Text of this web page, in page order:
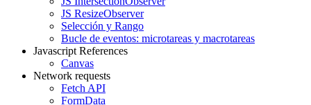
JS ResizeObserver
Selección y Rango
Bucle de eventos: microtareas y macrotareas
Javascript References
Canvas
Network requests
Fetch API
FormData